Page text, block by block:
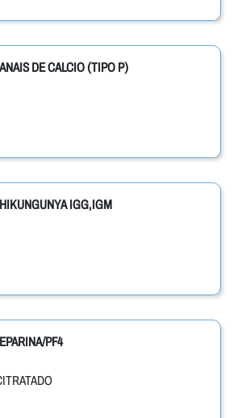
DE CALCIO (TIPO P)
IGG,IGM
PF4